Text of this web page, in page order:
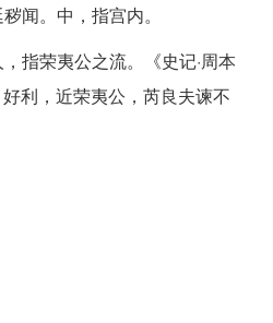
闻。中，指宫内。
指荣夷公之流。《史记·周本
利，近荣夷公，芮良夫谏不